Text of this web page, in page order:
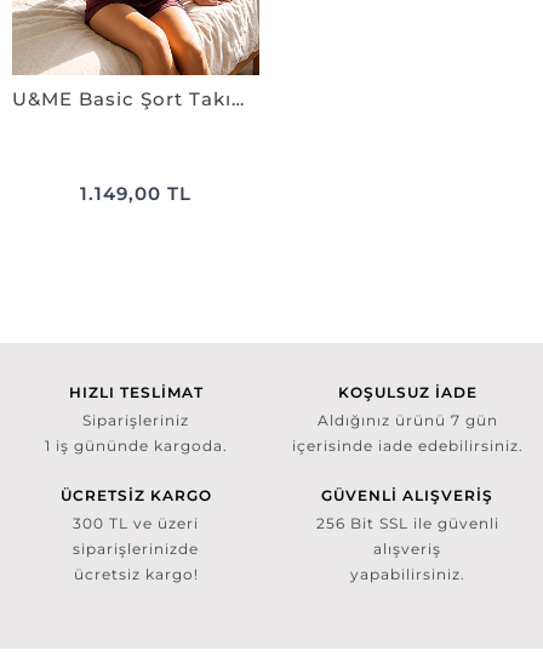
U&ME Basic Şort Takım BORDO
1.149,00 TL
HIZLI TESLİMAT
Siparişleriniz
1 iş gününde kargoda.
KOŞULSUZ İADE
Aldığınız ürünü 7 gün
içerisinde iade edebilirsiniz.
ÜCRETSİZ KARGO
300 TL ve üzeri
siparişlerinizde
ücretsiz kargo!
GÜVENLİ ALIŞVERİŞ
256 Bit SSL ile güvenli
alışveriş
yapabilirsiniz.